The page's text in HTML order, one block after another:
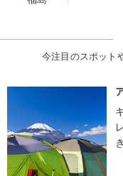
今注目のスポット